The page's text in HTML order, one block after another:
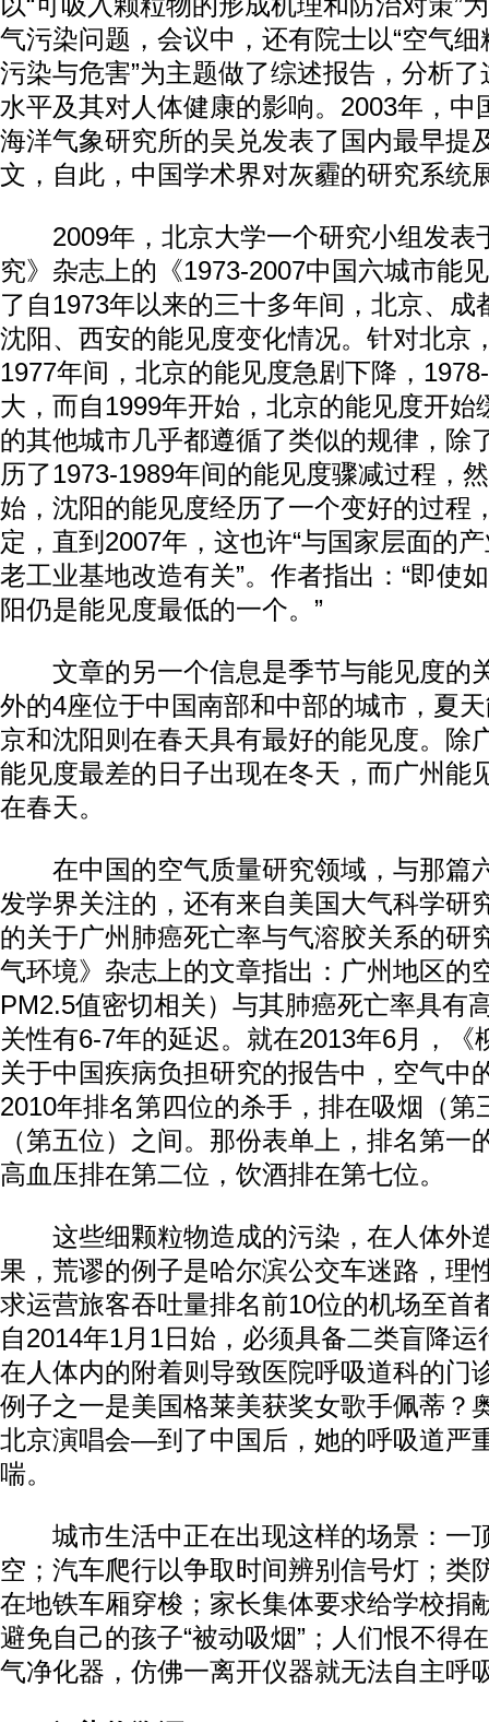
气污染问题，会议中，还有院士以“空气
污染与危害”为主题做了综述报告，分析
水平及其对人体健康的影响。2003年，中
海洋气象研究所的吴兑发表了国内最早提
文，自此，中国学术界对灰霾的研究系统
2009年，北京大学一个研究小组发表
究》杂志上的《1973-2007中国六城市能
了自1973年以来的三十多年间，北京、成
沈阳、西安的能见度变化情况。针对北京
1977年间，北京的能见度急剧下降，
大，而自1999年开始，北京的能见度开始
的其他城市几乎都遵循了类似的规律，除
历了1973-1989年间的能见度骤减过程，
始，沈阳的能见度经历了一个变好的过程
定，直到2007年，这也许“与国家层面的
老工业基地改造有关”。作者指出：“即使
阳仍是能见度最低的一个。”
文章的另一个信息是季节与能见度的
外的4座位于中国南部和中部的城市，夏
京和沈阳则在春天具有最好的能见度。除
能见度最差的日子出现在冬天，而广州能
在春天。
在中国的空气质量研究领域，与那篇
发学界关注的，还有来自美国大气科学研
的关于广州肺癌死亡率与气溶胶关系的研
气环境》杂志上的文章指出：广州地区的
PM2.5值密切相关）与其肺癌死亡率具有
关性有6-7年的延迟。就在2013年6月，《
关于中国疾病负担研究的报告中，空气中
2010年排名第四位的杀手，排在吸烟（第
（第五位）之间。那份表单上，排名第一
高血压排在第二位，饮酒排在第七位。
这些细颗粒物造成的污染，在人体外造
果，荒谬的例子是哈尔滨公交车迷路，理
求运营旅客吞吐量排名前10位的机场至首
自2014年1月1日始，必须具备二类盲降
在人体内的附着则导致医院呼吸道科的门
例子之一是美国格莱美获奖女歌手佩蒂？
北京演唱会—到了中国后，她的呼吸道严
喘。
城市生活中正在出现这样的场景：一
空；汽车爬行以争取时间辨别信号灯；类
在地铁车厢穿梭；家长集体要求给学校捐
避免自己的孩子“被动吸烟”；人们恨不得
气净化器，仿佛一离开仪器就无法自主